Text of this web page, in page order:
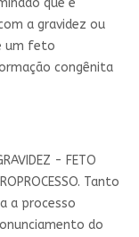
que é
a gravidez ou
um feto
congênita
- FETO
Tanto
a processo
do